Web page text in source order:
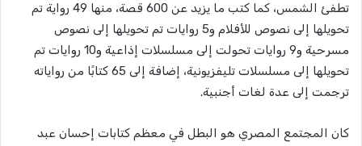
تطفئ الشمس، كما كتب ما يزيد عن 600 قصة، منها 49 رواية تم
تحويلها إلى نصوص للأفلام و5 روايات تم تحويلها إلى نصوص
مسرحية و9 روايات تحولت إلى مسلسلات إذاعية و10 روايات تم
تحويلها إلى مسلسلات تليفزيونية، إضافة إلى 65 كتابًا من رواياته
ترجمت إلى عدة لغات أجنبية.
كان المجتمع المصري هو البطل في معظم كتابات إحسان عبد